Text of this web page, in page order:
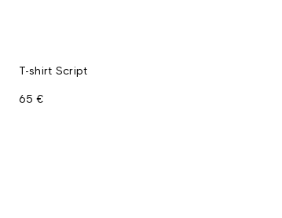
T-shirt Script
65 €